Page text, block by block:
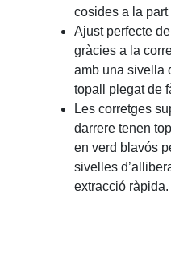
cosides a la part
Ajust perfecte
gràcies a la
amb una sivella
topall plegat de
Les corretges
darrere tenen
en verd blavós
sivelles
extracció ràpida.